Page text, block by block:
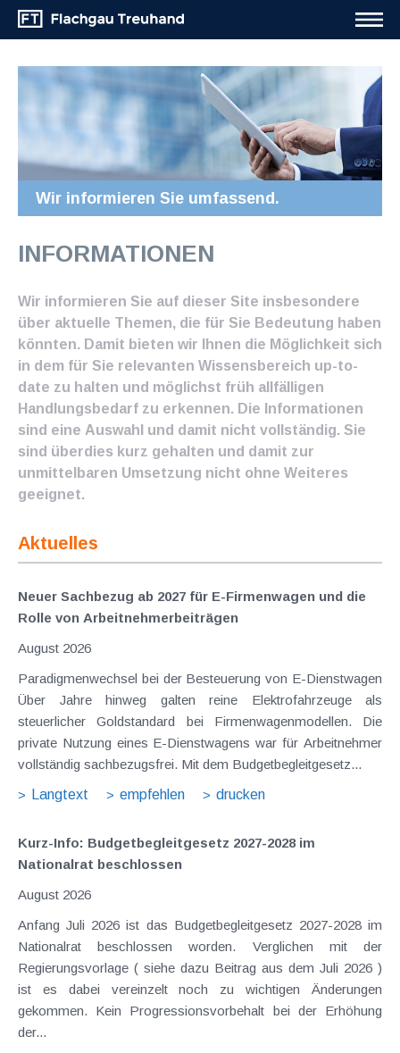
Wir informieren Sie umfassend.
INFORMATIONEN
Wir informieren Sie auf dieser Site insbesondere
über aktuelle Themen, die für Sie Bedeutung haben
könnten. Damit bieten wir Ihnen die Möglichkeit sich
in dem für Sie relevanten Wissensbereich up-to-
date zu halten und möglichst früh allfälligen
Handlungsbedarf zu erkennen. Die Informationen
sind eine Auswahl und damit nicht vollständig. Sie
sind überdies kurz gehalten und damit zur
unmittelbaren Umsetzung nicht ohne Weiteres
geeignet.
Aktuelles
Neuer Sachbezug ab 2027 für E-Firmenwagen und die
Rolle von Arbeitnehmer​­beiträgen
August 2026
Paradigmenwechsel bei der Besteuerung von E-Dienstwagen
Über Jahre hinweg galten reine Elektrofahrzeuge als
steuerlicher Goldstandard bei Firmenwagenmodellen. Die
private Nutzung eines E-Dienstwagens war für Arbeitnehmer
vollständig sachbezugsfrei. Mit dem Budgetbegleitgesetz...
Langtext
empfehlen drucken
Kurz-Info: Budgetbegleitgesetz 2027-2028 im
Nationalrat beschlossen
August 2026
Anfang Juli 2026 ist das Budgetbegleitgesetz 2027-2028 im
Nationalrat beschlossen worden. Verglichen mit der
Regierungsvorlage ( siehe dazu Beitrag aus dem Juli 2026 )
ist es dabei vereinzelt noch zu wichtigen Änderungen
gekommen. Kein Progressionsvorbehalt bei der Erhöhung
der...